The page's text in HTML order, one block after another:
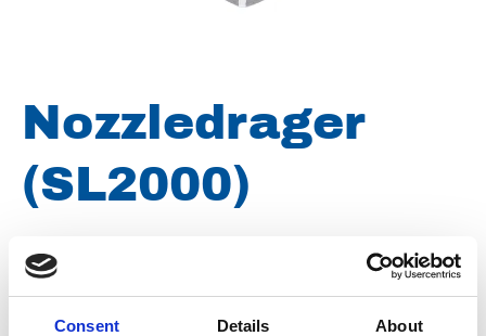
Consent Details About
Nozzledrager
(SL2000)
Merk